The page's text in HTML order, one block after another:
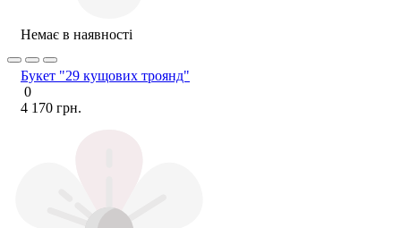
Немає в наявності
Букет "29 кущових троянд"
0
4 170 грн.